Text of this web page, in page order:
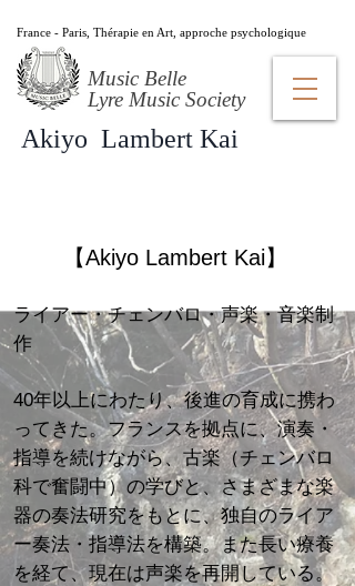
France - Paris, Thérapie en Art, approche psychologique
Music Belle
​Lyre Music Society
Akiyo Lambert Kai
【Akiyo Lambert Kai】
ライアー・チェンバロ・声楽・音楽制
作
40年以上にわたり、後進の育成に携わ
ってきた。フランスを拠点に、演奏・
指導を続けながら、古楽（チェンバロ
科で奮闘中）の学びと、さまざまな楽
器の奏法研究をもとに、独自のライア
ー奏法・指導法を構築。また長い療養
を経て、現在は声楽を再開している。